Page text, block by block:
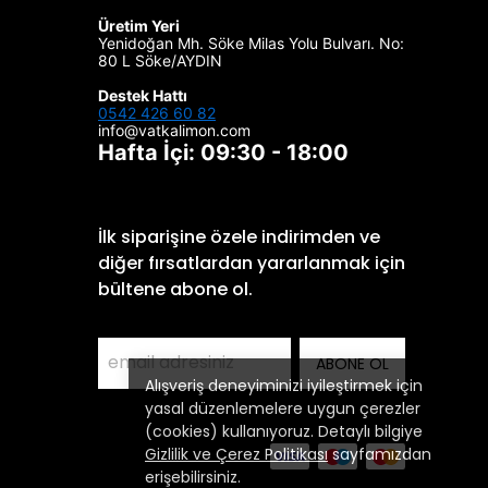
Alışveriş deneyiminizi iyileştirmek için
yasal düzenlemelere uygun çerezler
(cookies) kullanıyoruz. Detaylı bilgiye
Gizlilik ve Çerez Politikasısayfamızdan
erişebilirsiniz.
Üretim Yeri
Yenidoğan Mh. Söke Milas Yolu Bulvarı. No:
80 L Söke/AYDIN
Destek Hattı
0542 426 60 82
info@vatkalimon.com
Hafta İçi: 09:30 - 18:00
İlk siparişine özele indirimden ve
diğer fırsatlardan yararlanmak için
bültene abone ol.
ABONE OL